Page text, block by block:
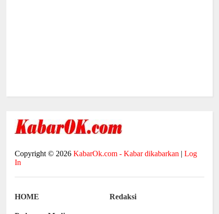
Copyright © 2026KabarOk.com - Kabar dikabarkan |Log
In
HOME Redaksi